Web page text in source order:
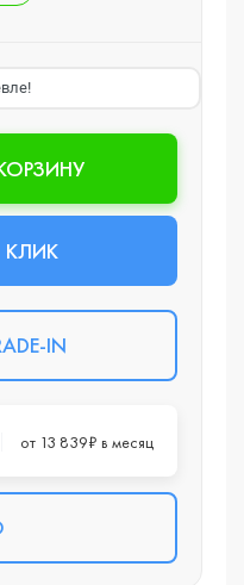
КЛИК
IN
от 13 839₽ в месяц